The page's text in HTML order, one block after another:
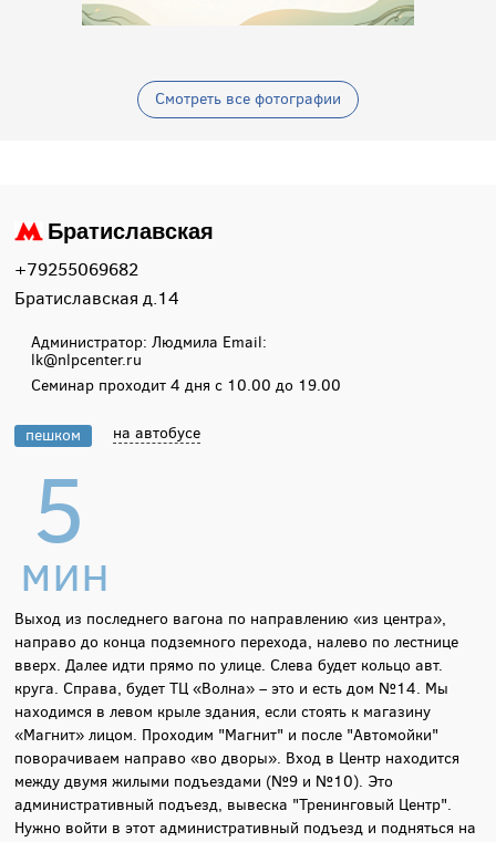
Смотреть все фотографии
Братиславская
+79255069682
Братиславская д.14
Администратор: Людмила Email:
lk@nlpcenter.ru
Семинар проходит 4 дня с 10.00 до 19.00
пешком на автобусе
5
мин
Выход из последнего вагона по направлению «из центра»,
направо до конца подземного перехода, налево по лестнице
вверх. Далее идти прямо по улице. Слева будет кольцо авт.
круга. Справа, будет ТЦ «Волна» – это и есть дом №14. Мы
находимся в левом крыле здания, если стоять к магазину
«Магнит» лицом. Проходим "Магнит" и после "Автомойки"
поворачиваем направо «во дворы». Вход в Центр находится
между двумя жилыми подъездами (№9 и №10). Это
административный подъезд, вывеска "Тренинговый Центр".
Нужно войти в этот административный подъезд и подняться на